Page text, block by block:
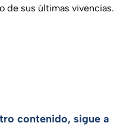
de sus últimas vivencias.
contenido, sigue a